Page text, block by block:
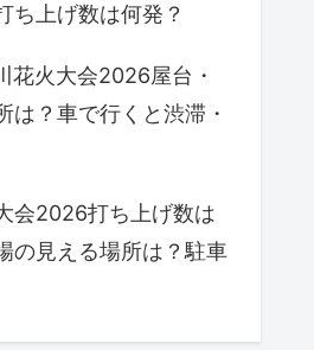
ち上げ数は何発？
花火大会2026屋台・
は？車で行くと渋滞・
会2026打ち上げ数は
の見える場所は？駐車